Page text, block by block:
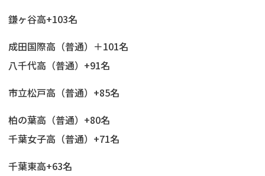
鎌ヶ谷高+103名
成田国際高（普通）＋101名
八千代高（普通）+91名
市立松戸高（普通）+85名
柏の葉高（普通）+80名
千葉女子高（普通）+71名
千葉東高+63名